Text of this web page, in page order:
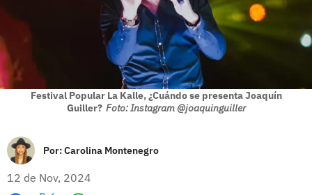
Festival Popular La Kalle, ¿Cuándo se presenta Joaquín
Guiller? Foto: Instagram @joaquinguiller
Por:Carolina Montenegro
12 de Nov, 2024